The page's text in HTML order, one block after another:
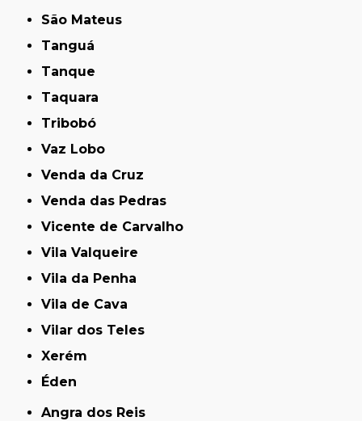
São Mateus
Tanguá
Tanque
Taquara
Tribobó
Vaz Lobo
Venda da Cruz
Venda das Pedras
Vicente de Carvalho
Vila Valqueire
Vila da Penha
Vila de Cava
Vilar dos Teles
Xerém
Éden
Angra dos Reis